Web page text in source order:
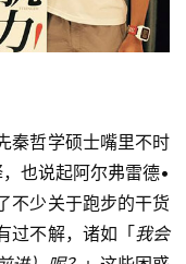
秦哲学硕士嘴里不时
也说起阿尔弗雷德•
不少关于跑步的干货
过不解，诸如「我会